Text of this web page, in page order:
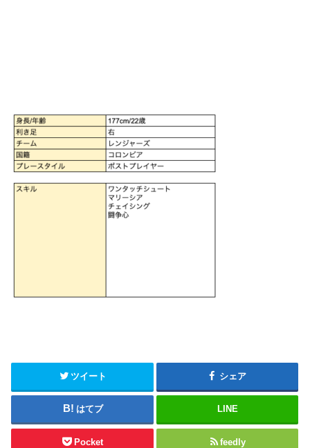
ツイート シェア
はてブ LINE
Pocket feedly